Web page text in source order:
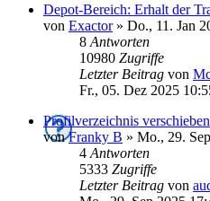
Depot-Bereich: Erhalt der
von Exactor» Do., 11. Jan
8 Antworten
10980 Zugriffe
Letzter Beitrag von
Fr., 05. Dez 2025
Profilverzeichnis verschieben
vonFranky B » Mo., 29.
4 Antworten
5333 Zugriffe
Letzter Beitrag von